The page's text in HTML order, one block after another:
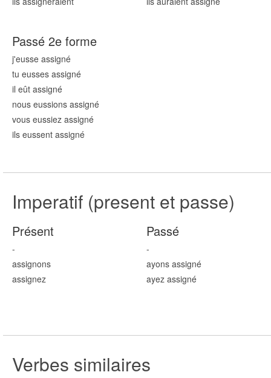
Passé 2e forme
j'eusse assigné
tu eusses assigné
il eût assigné
nous eussions assigné
vous eussiez assigné
ils eussent assigné
Imperatif (present et passe)
Présent
-
assignons
assignez
Passé
-
ayons assigné
ayez assigné
Verbes similaires